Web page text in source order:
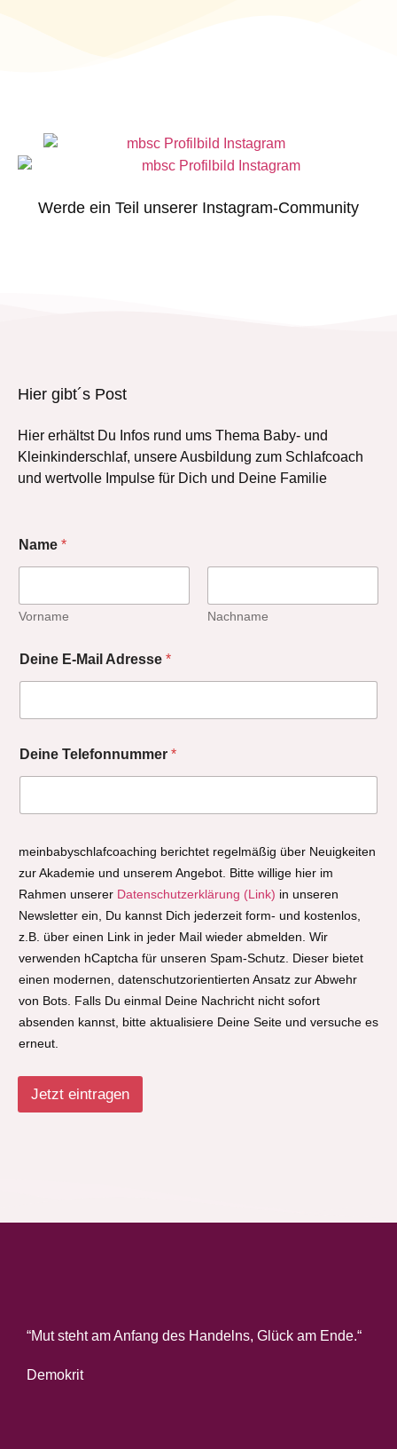
Werde ein Teil unserer Instagram-Community
Hier gibt´s Post
Hier erhältst Du Infos rund ums Thema Baby- und
Kleinkinderschlaf, unsere Ausbildung zum Schlafcoach
und wertvolle Impulse für Dich und Deine Familie
Name *
Vorname Nachname
Deine E-Mail Adresse *
Deine Telefonnummer *
meinbabyschlafcoaching berichtet regelmäßig über Neuigkeiten
zur Akademie und unserem Angebot. Bitte willige hier im
Rahmen unserer Datenschutzerklärung (Link) in unseren
Newsletter ein, Du kannst Dich jederzeit form- und kostenlos,
z.B. über einen Link in jeder Mail wieder abmelden. Wir
verwenden hCaptcha für unseren Spam-Schutz. Dieser bietet
einen modernen, datenschutzorientierten Ansatz zur Abwehr
von Bots. Falls Du einmal Deine Nachricht nicht sofort
absenden kannst, bitte aktualisiere Deine Seite und versuche es
erneut.
Jetzt eintragen
“Mut steht am Anfang des Handelns, Glück am Ende.“
Demokrit